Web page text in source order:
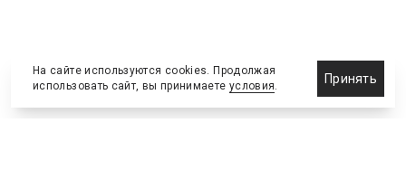
На сайте используются cookies. Продолжая
использовать сайт, вы принимаете условия.
Принять